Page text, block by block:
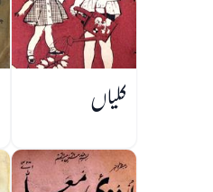
کلیاں